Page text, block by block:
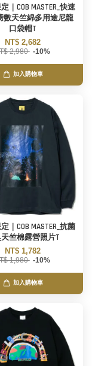
｜COB MASTER_快速
數天竺綿多用途尼龍
口袋帽T
NT$ 2,682
2,980 -10%
加入購物車
｜COB MASTER_抗菌
天竺棉露營照片T
NT$ 1,782
1,980 -10%
加入購物車